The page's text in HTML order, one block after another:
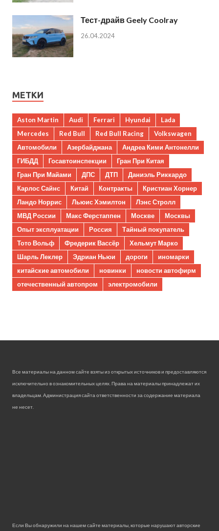
Тест-драйв Geely Coolray
26.04.2024
МЕТКИ
Aston Martin Audi Ferrari Hyundai
Lada
Mercedes
Red Bull Red Bull Racing
Volkswagen
Автомобили
Азербайджана
Андреа Кими Антонелли
ГИБДД
Госавтоинспекции
Гран При Китая
Гран При Майами
ДПС ДТП
Даниэль Риккардо
Карлос Сайнс
Китай Контракты
Кристиан Хорнер
Ландо Норрис
Льюис Хэмилтон
Лэнс Стролл
МВД России
Макс Ферстаппен Москве
Москвы
Опыт эксплуатации
Россия
Тайный покупатель
Тото Вольф
Фредерик Вассёр
Хельмут Марко
Шарль Леклер
Эдриан Ньюи дороги
иномарки
китайские автомобили
новинки
новости автофирм
отечественный автопром
электромобили
Все материалы на данном сайте взяты из открытых источников и предоставляются
исключительно в ознакомительных целях. Права на материалы принадлежат их
владельцам. Администрация сайта ответственности за содержание материала
не несет.
Если Вы обнаружили на нашем сайте материалы, которые нарушают авторские